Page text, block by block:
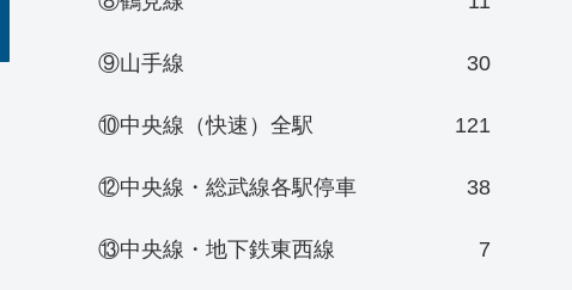
⑨山手線 30
⑩中央線（快速）全駅 121
⑫中央線・総武線各駅停車 38
⑬中央線・地下鉄東西線 7